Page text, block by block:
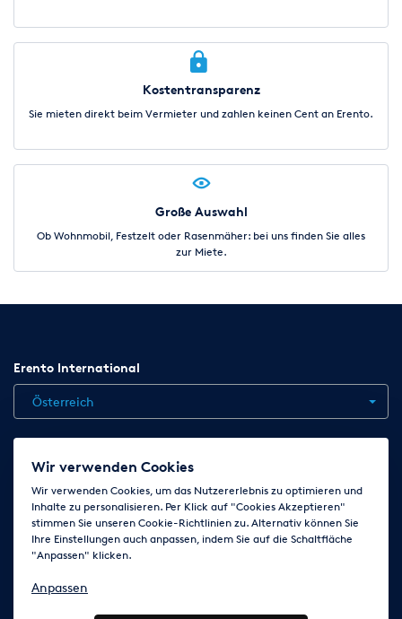
Kostentransparenz
Sie mieten direkt beim Vermieter und zahlen keinen Cent an Erento.
Große Auswahl
Ob Wohnmobil, Festzelt oder Rasenmäher: bei uns finden Sie alles
zur Miete.
Erento International
Österreich
Jobs Kontakt News
AGB
Impressum Cookie-Einstellungen ändern
Folge uns auf
Wir verwenden Cookies
Wir verwenden Cookies, um das Nutzererlebnis zu optimieren und
Inhalte zu personalisieren. Per Klick auf "Cookies Akzeptieren"
stimmen Sie unseren Cookie-Richtlinien zu. Alternativ können Sie
Ihre Einstellungen auch anpassen, indem Sie auf die Schaltfläche
"Anpassen" klicken.
Anpassen